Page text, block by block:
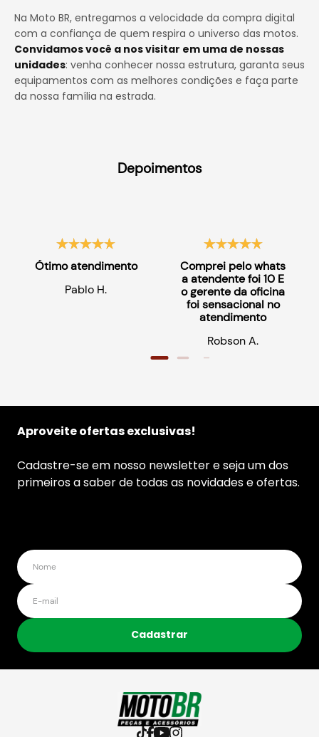
Na Moto BR, entregamos a velocidade da compra digital
com a confiança de quem respira o universo das motos.
Convidamos você a nos visitar em uma de nossas
unidades: venha conhecer nossa estrutura, garanta seus
equipamentos com as melhores condições e faça parte
da nossa família na estrada.
Depoimentos
Ótimo atendimento
Pablo H.
Comprei pelo whats
a atendente foi 10 E
o gerente da oficina
foi sensacional no
atendimento
Robson A.
Aproveite ofertas exclusivas!
Cadastre-se em nosso newsletter e seja um dos
primeiros a saber de todas as novidades e ofertas.
Cadastrar